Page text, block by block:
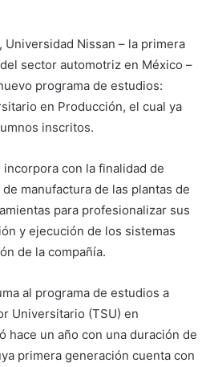
Universidad Nissan – la primera
sector automotriz en México –
programa de estudios:
en Producción, el cual ya
inscritos.
con la finalidad de
manufactura de las plantas de
para profesionalizar sus
y ejecución de los sistemas
de la compañía.
al programa de estudios a
Universitario (TSU) en
hace un año con una duración de
primera generación cuenta con